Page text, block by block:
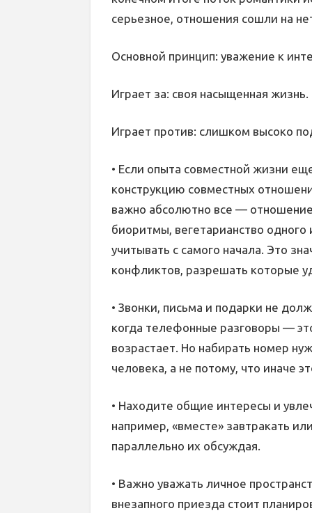
серьезное, отношения сошли на
Основной принцип: уважение к
Играет за: своя насыщенная жизнь.
Играет против: слишком высоко
• Если опыта совместной жизни
конструкцию совместных
важно абсолютно все —
биоритмы, вегетарианство
учитывать с самого начала. Это
конфликтов, разрешать которые
• Звонки, письма и подарки не
когда телефонные разговоры —
возрастает. Но набирать номер
человека, а не потому, что иначе
• Находите общие интересы и
например, «вместе» завтракать
параллельно их обсуждая.
• Важно уважать личное
внезапного приезда стоит